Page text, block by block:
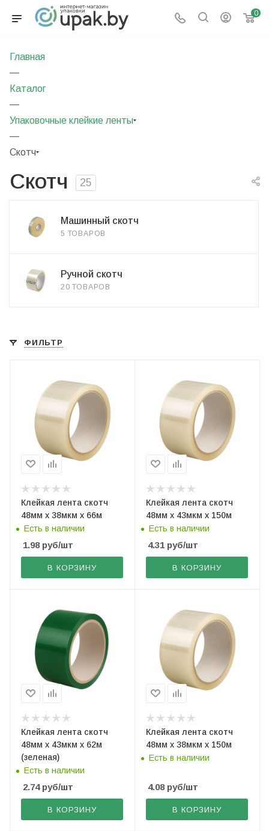
0
Главная
—
Каталог
—
Упаковочные клейкие ленты
—
Скотч
Скотч 25
Машинный скотч
5 ТОВАРОВ
Ручной скотч
20 ТОВАРОВ
ФИЛЬТР
Клейкая лента скотч
48мм х 38мкм х 66м
Есть в наличии
1.98 руб/шт
В КОРЗИНУ
Клейкая лента скотч
48мм х 43мкм х 150м
Есть в наличии
4.31 руб/шт
В КОРЗИНУ
Клейкая лента скотч
48мм х 43мкм х 62м
(зеленая)
Есть в наличии
2.74руб/шт
В КОРЗИНУ
Клейкая лента скотч
48мм х 38мкм х 150м
Есть в наличии
4.08 руб/шт
В КОРЗИНУ